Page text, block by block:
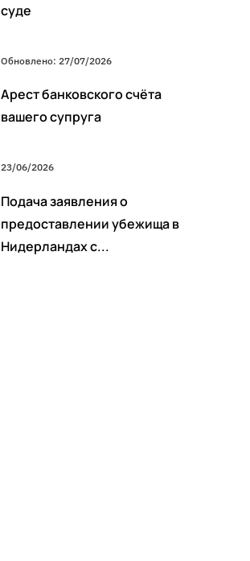
суде
Обновлено: 27/07/2026
Арест банковского счёта
вашего супруга
23/06/2026
Подача заявления о
предоставлении убежища в
Нидерландах с...